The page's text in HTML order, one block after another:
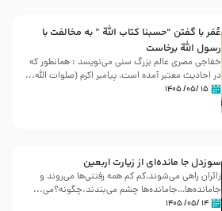
عُمَر با گفتن “حسبنا كتاب اللّه ” به مخالفت با
رسول اللّه برخاست
خفاجی مصری عالم بزرگ سنی می‌نویسد : همانطور که
در احادیث معتبر آمده است، پیامبر اکرم (صلوات اللّه...
۱۵ /۰۵/ ۱۴۰۵
سوزدل جا مانده‌ای از زیارت اربعین
زائران راهی می‌شوند،کم‌ کم همه رفتنی‌ها می‌روند و
جامانده‌ها…جامانده‌ها چشم می‌بندند.چگونه؟می‌...
۱۴ /۰۵/ ۱۴۰۵